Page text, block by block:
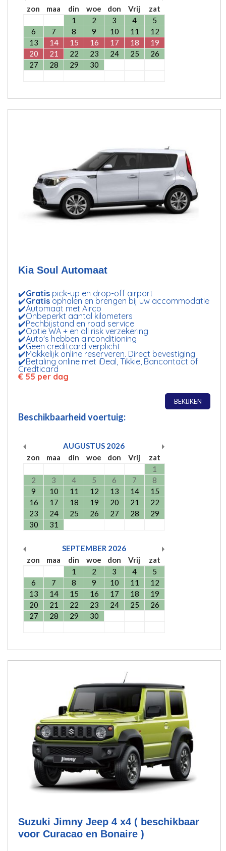
zon
maa din woe don Vrij
zat
1
2 3 4
5
6
7 8 9 10 11
12
13
14 15 16 17 18
19
20
21 22 23 24 25
26
27
28 29 30
Kia Soul Automaat
✔️Gratis pick-up en drop-off airport
✔️Gratis ophalen en brengen bij uw accommodatie
✔️Automaat met Airco
✔️Onbeperkt aantal kilometers
✔️Pechbijstand en road service
✔️Optie WA + en all risk verzekering
✔️Auto's hebben airconditioning
✔️Geen creditcard verplicht
✔️Makkelijk online reserveren. Direct bevestiging.
✔️Betaling online met iDeal, Tikkie, Bancontact of
Credticard
€ 55 per dag
BEKIJKEN
Beschikbaarheid voertuig:
AUGUSTUS 2026
zon
maa din woe don Vrij
zat
1
2
3 4 5 6 7
8
9
10 11 12 13 14
15
16
17 18 19 20 21
22
23
24 25 26 27 28
29
30
31
SEPTEMBER 2026
zon
maa din woe don Vrij
zat
1
2 3 4
5
6
7 8 9 10 11
12
13
14 15 16 17 18
19
20
21 22 23 24 25
26
27
28 29 30
Suzuki Jimny Jeep 4 x4 ( beschikbaar
voor Curacao en Bonaire )